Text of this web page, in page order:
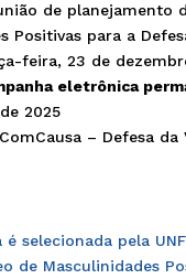
de planejamento
Positivas para a
feira, 23 de
eletrônica
2025
– Defesa da
é selecionada pela
de Masculinidades